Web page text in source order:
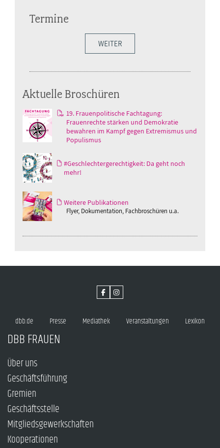
Termine
WEITER
Aktuelle Broschüren
19. Frauenpolitische Fachtagung:
Frauenrechte stärken und Demokratie
bewahren im Kampf gegen Extremismus und
Populismus
#Geschlechtergerechtigkeit: Da geht noch
mehr!
Weitere Publikationen
Flyer, Dokumentation, Fachbroschüren u.a.
dbb.de Presse Mediathek Veranstaltungen Lexikon
DBB FRAUEN
Über uns
Geschäftsführung
Gremien
Geschäftsstelle
Mitgliedsgewerkschaften
Kooperationen